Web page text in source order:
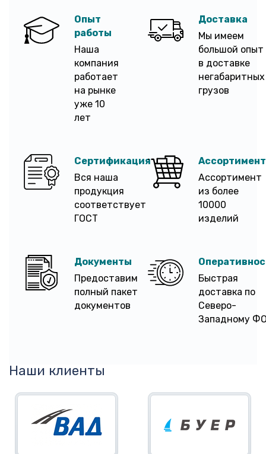
Опыт
работы
Наша
компания
работает
на рынке
уже 10
лет
Доставка
Мы имеем
большой опыт
в доставке
негабаритных
грузов
Сертификация
Вся наша
продукция
соответствует
ГОСТ
Ассортимент
Ассортимент
из более
10000
изделий
Документы
Предоставим
полный пакет
документов
Быстрая
доставка по
Северо-
Западному
Наши клиенты